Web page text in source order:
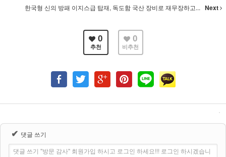
한국형 신의 방패 이지스급 탑재, 독도함 국산 장비로 재무장하고... Next
0
추천
0
비추천
✔ 댓글 쓰기
댓글 쓰기 "방문 감사" 회원가입 하시고 로그인 하세요!!! 로그인 하시겠습니